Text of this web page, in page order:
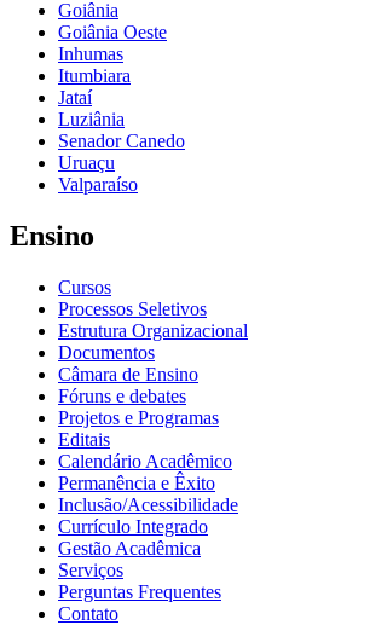
Goiânia
Goiânia Oeste
Inhumas
Itumbiara
Jataí
Luziânia
Senador Canedo
Uruaçu
Valparaíso
Ensino
Cursos
Processos Seletivos
Estrutura Organizacional
Documentos
Câmara de Ensino
Fóruns e debates
Projetos e Programas
Editais
Calendário Acadêmico
Permanência e Êxito
Inclusão/Acessibilidade
Currículo Integrado
Gestão Acadêmica
Serviços
Perguntas Frequentes
Contato